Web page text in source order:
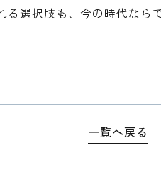
る選択肢も、今の時代なら
一覧へ戻る